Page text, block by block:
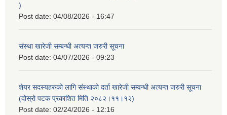
)
Post date: 04/08/2026 - 16:47
संस्था खारेजी सम्बन्धी अत्यन्त जरुरी सूचना
Post date: 04/07/2026 - 09:23
शेयर सदस्यहरुको लागि संस्थाको दर्ता खारेजी सम्वन्धी अत्यन्त जरुरी सूचना
(दोस्रो पटक प्रकाशित मिति २०८२।११।१२)
Post date: 02/24/2026 - 12:16